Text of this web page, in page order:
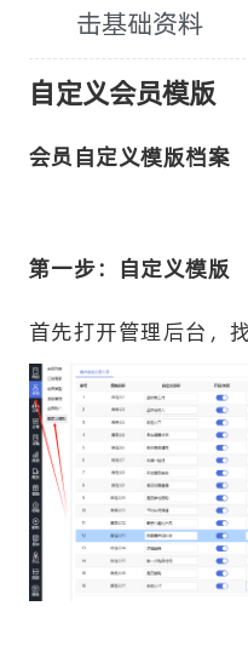
击基础资料
自定义会员模版
会员自定义模版档案
第一步：自定义模版
首先打开管理后台，